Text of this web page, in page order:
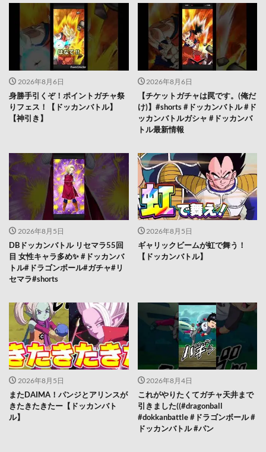
2026年8月6日
身勝手引くぞ！ポイントガチャ祭
りフェス！【ドッカンバトル】
【神引き】
2026年8月6日
【チケットガチャは罠です。(俺だ
け)】#shorts #ドッカンバトル #ド
ッカンバトルガシャ #ドッカンバ
トル最新情報
2026年8月5日
DBドッカンバトル リセマラ55回
目 女性キャラ多め✨️ #ドッカンバ
トル#ドラゴンボール#ガチャ#リ
セマラ#shorts
2026年8月5日
ギャリックビームが虹で舞う！
【ドッカンバトル】
2026年8月5日
またDAIMA！パンジとアリンスが
きたきたきたー【ドッカンバト
ル】
2026年8月4日
これがやりたくてガチャ天井まで
引きました((#dragonball
#dokkanbattle #ドラゴンボール #
ドッカンバトル #パン